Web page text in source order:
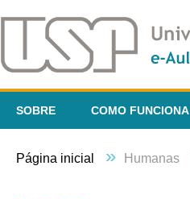
SOBRE COMO FUNCIONA
Página inicial » Humanas